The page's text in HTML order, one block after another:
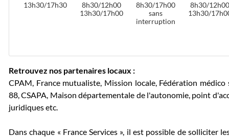
13h30/17h30
8h30/12h00
13h30/17h00
8h30/17h00
sans
interruption
8h30/12h00
13h30/
Retrouvez nos partenaires locaux :
CPAM, France mutualiste, Mission locale, Fédération médico
88, CSAPA, Maison départementale de l'autonomie, point
juridiques etc.
Dans chaque « France Services », il est possible de solliciter